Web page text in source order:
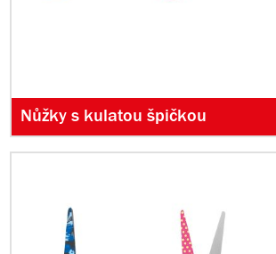
Nůžky s kulatou špičkou